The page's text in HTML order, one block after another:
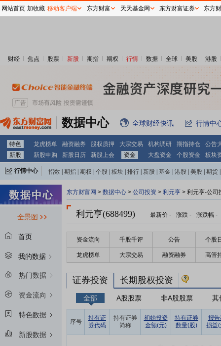
财经 焦点 股票 新股 期指 期权 行情 数据 全球 美股 港股
数据中心 全球财经快讯 行情中
特色 龙虎榜单 融资融券 股权质押 大宗交易 机构调研 期指持仓
公告
新股
新股申购 新股日历 新股上会 资金 大盘资金 个股资金 板块
行情中心 指数 期指 期权 个股 板块 排行 新股 基金 港股 美股 期货
全景图
首页
我的数据
热门数据
资金流向
特色数据
新股数据
东方财富网 > 数据中心 > 公司投资 > 利元亨 > 利元亨-公司
利元亨(688499) 最新价 - 涨跌 - 涨跌幅 -
资金流向 千股千评 公告 个股
龙虎榜单 大宗交易 融资融券 高管
证券投资 长期股权投资
全部 A股股票 非A股股票 其
序号
持有证
券代码
持有证券
简称
初始投资
金额(元)
持有证券
数量(股)
报告
损益(
网站首页 加收藏 移动客户端 东方财富 天天基金网 东方财富证券 东方